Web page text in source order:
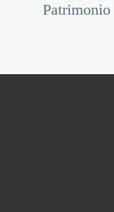
Patrimonio